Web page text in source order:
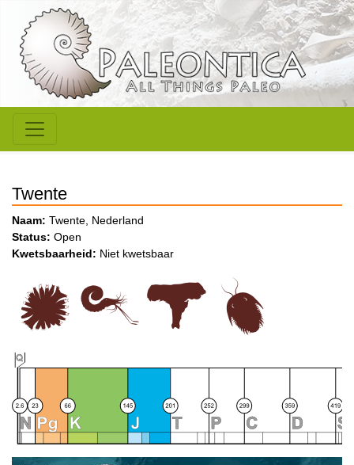
Twente
Naam: Twente, Nederland
Status: Open
Kwetsbaarheid: Niet kwetsbaar